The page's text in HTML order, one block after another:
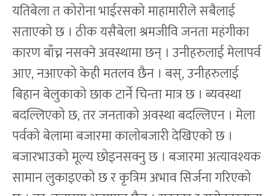
यतिबेला त कोरोना भाईरसको माहामारीले सबैलाई
सताएको छ । ठीक यसैबेला श्रमजीवि जनता महंगीका
कारण बाँच्न नसक्ने अवस्थामा छन् । उनीहरुलाई मेलापर्व
आए, नआएको केही मतलव छैन । बस्, उनीहरुलाई
बिहान बेलुकाको छाक टार्ने चिन्ता मात्र छ । ब्यवस्था
बदल्लिएको छ, तर जनताको अवस्था बदल्लिएन । मेला
पर्वको बेलामा बजारमा कालोबजारी देखिएको छ ।
बजारभाउको मूल्य छोइनसक्नु छ । बजारमा अत्यावश्यक
सामान लुकाइएको छ र कृत्रिम अभाव सिर्जना गरिएको